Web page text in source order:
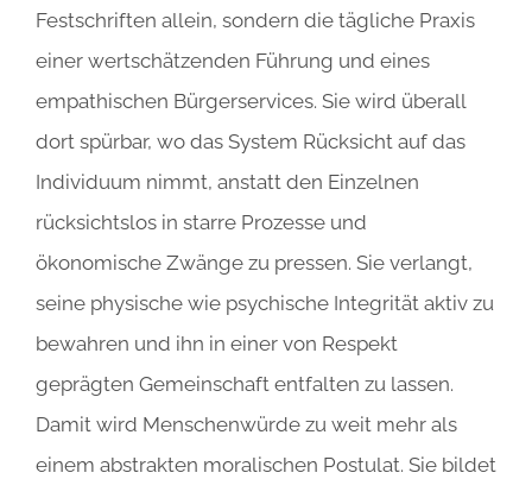
Festschriften allein, sondern die tägliche Praxis
einer wertschätzenden Führung und eines
empathischen Bürgerservices. Sie wird überall
dort spürbar, wo das System Rücksicht auf das
Individuum nimmt, anstatt den Einzelnen
rücksichtslos in starre Prozesse und
ökonomische Zwänge zu pressen. Sie verlangt,
seine physische wie psychische Integrität aktiv zu
bewahren und ihn in einer von Respekt
geprägten Gemeinschaft entfalten zu lassen.
Damit wird Menschenwürde zu weit mehr als
einem abstrakten moralischen Postulat. Sie bildet